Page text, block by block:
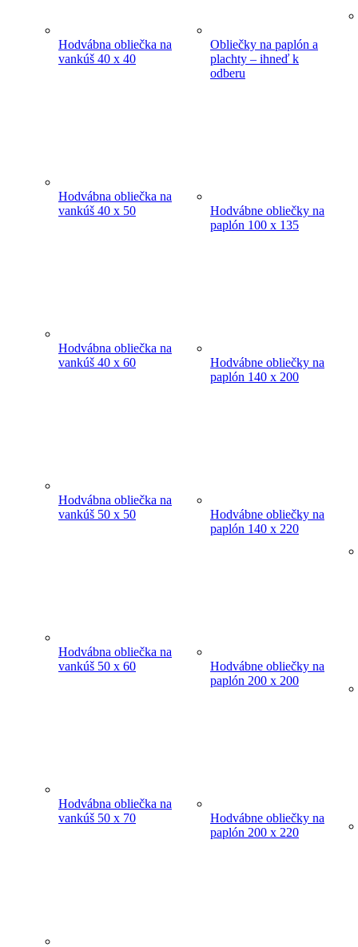
Hodvábna obliečka na
vankúš 40 x 40
Hodvábna obliečka na
vankúš 40 x 50
Hodvábna obliečka na
vankúš 40 x 60
Hodvábna obliečka na
vankúš 50 x 50
Hodvábna obliečka na
vankúš 50 x 60
Hodvábna obliečka na
vankúš 50 x 70
Obliečky na paplón a
plachty – ihneď k
odberu
Hodvábne obliečky na
paplón 100 x 135
Hodvábne obliečky na
paplón 140 x 200
Hodvábne obliečky na
paplón 140 x 220
Hodvábne obliečky na
paplón 200 x 200
Hodvábne obliečky na
paplón 200 x 220